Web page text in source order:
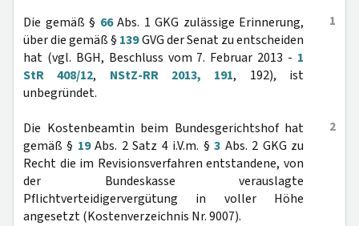
1
Die gemäß § 66Abs. 1 GKG zulässige Erinnerung,
über die gemäß § 139GVG der Senat zu entscheiden
hat (vgl. BGH, Beschluss vom 7. Februar 2013 - 1
StR 408/12, NStZ-RR 2013, 191, 192), ist
unbegründet.
2
Die Kostenbeamtin beim Bundesgerichtshof hat
gemäß § 19Abs. 2 Satz 4 i.V.m. §3 Abs. 2 GKG zu
Recht die im Revisionsverfahren entstandene, von
der Bundeskasse verauslagte
Pflichtverteidigervergütung in voller Höhe
angesetzt (Kostenverzeichnis Nr. 9007).